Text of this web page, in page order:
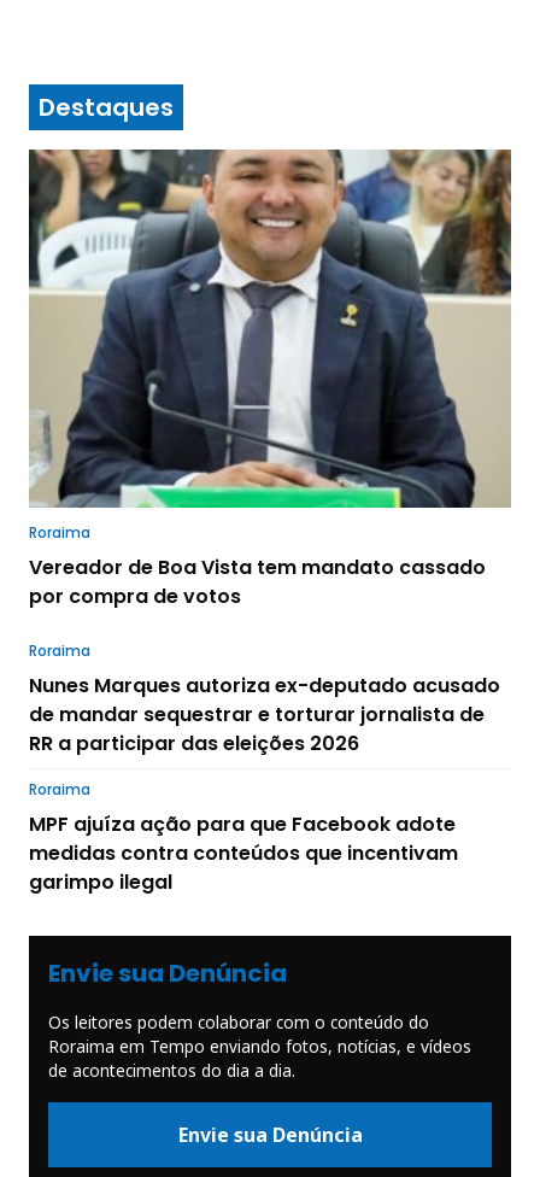
Destaques
Roraima
Vereador de Boa Vista tem mandato cassado
por compra de votos
Roraima
Nunes Marques autoriza ex-deputado acusado
de mandar sequestrar e torturar jornalista de
RR a participar das eleições 2026
Roraima
MPF ajuíza ação para que Facebook adote
medidas contra conteúdos que incentivam
garimpo ilegal
Envie sua Denúncia
Os leitores podem colaborar com o conteúdo do
Roraima em Tempo enviando fotos, notícias, e vídeos
de acontecimentos do dia a dia.
Envie sua Denúncia